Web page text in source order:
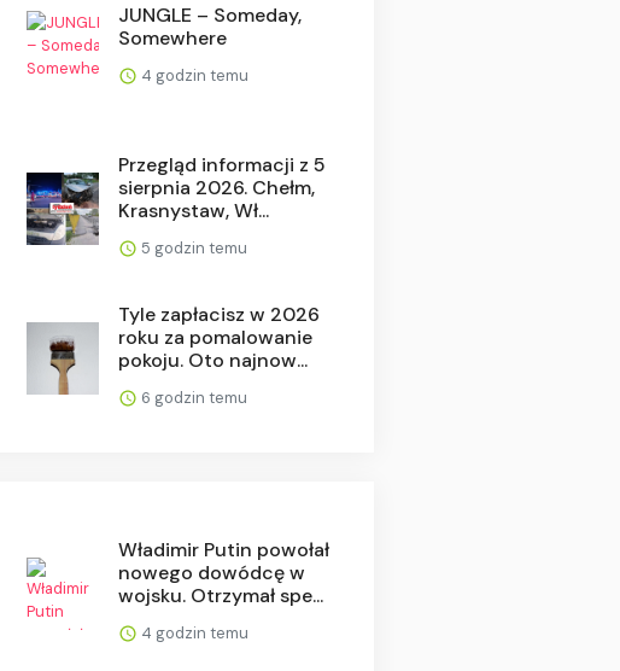
JUNGLE – Someday,
Somewhere
4 godzin temu
Przegląd informacji z 5
sierpnia 2026. Chełm,
Krasnystaw, Wł...
5 godzin temu
Tyle zapłacisz w 2026
roku za pomalowanie
pokoju. Oto najnow...
6 godzin temu
Władimir Putin powołał
nowego dowódcę w
wojsku. Otrzymał spe...
4 godzin temu